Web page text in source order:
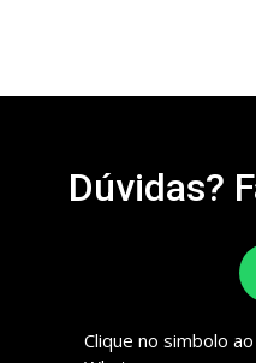
Dúvidas?
Clique no simbolo